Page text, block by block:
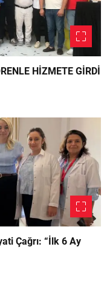
HİZMETE GİRDİ
Çağrı: “İlk 6 Ay